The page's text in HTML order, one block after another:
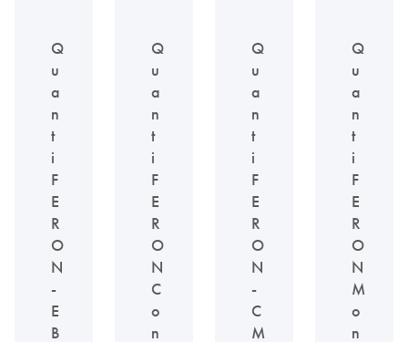
Q
u
a
n
t
i
F
E
R
O
N
-
E
B
Q
u
a
n
t
i
F
E
R
O
N
C
o
n
Q
u
a
n
t
i
F
E
R
O
N
-
C
M
Q
u
a
n
t
i
F
E
R
O
N
M
o
n